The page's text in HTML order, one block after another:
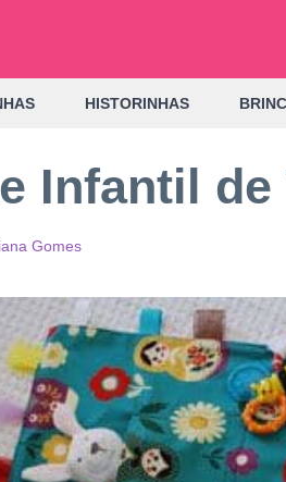
HISTORINHAS
Infantil de
Gomes